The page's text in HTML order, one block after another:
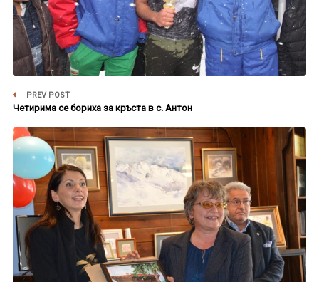
PREV POST
Четирима се бориха за кръста в с. Антон